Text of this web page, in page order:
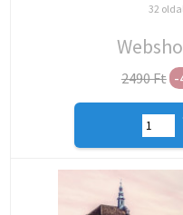
32
2490 Ft -